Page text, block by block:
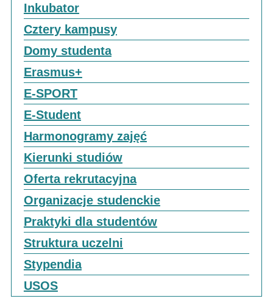
Inkubator
Cztery kampusy
Domy studenta
Erasmus+
E-SPORT
E-Student
Harmonogramy zajęć
Kierunki studiów
Oferta rekrutacyjna
Organizacje studenckie
Praktyki dla studentów
Struktura uczelni
Stypendia
USOS